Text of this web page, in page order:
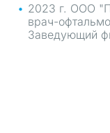
2023 г. ООО
врач-
Заведующий